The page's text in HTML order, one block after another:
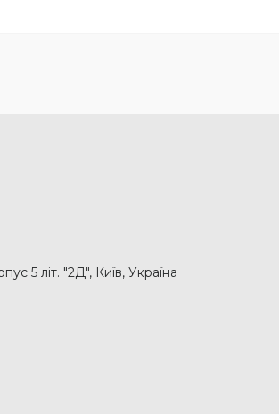
5 літ. "2Д", Київ, Україна